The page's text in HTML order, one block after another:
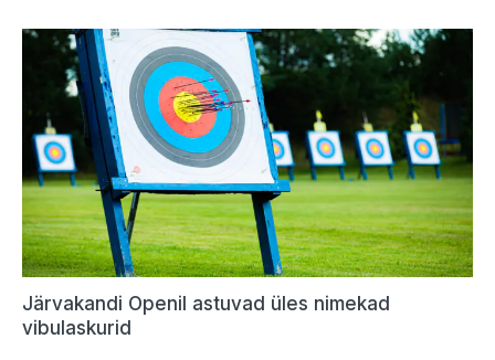
Järvakandi Openil astuvad üles nimekad
vibulaskurid